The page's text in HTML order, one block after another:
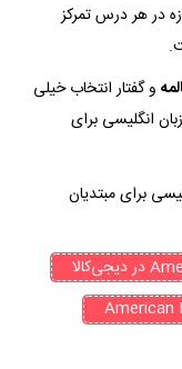
در هر درس تمرکز
و گفتار انتخاب خیلی
انگلیسی برای
برای مبتدیان